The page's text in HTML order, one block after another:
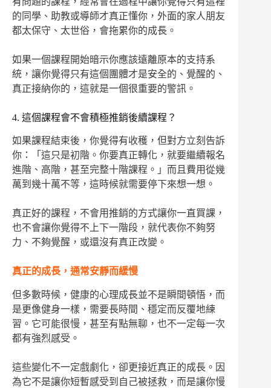
的同學、助教或導師才真正懂你，外面的家人朋友
都太保守、太世俗，會拖累你的成長。
如果一個課程開始暗示你應該遠離原本的支持系
統，讓你覺得只有這個團體才是安全的、覺醒的、
真正接納你的，這就是一個很重要的警訊。
4. 這個課程會不會積極推銷後續課程？
如果課程結束後，你覺得有收穫，但對方立刻告訴
你：「這只是初階。你要真正轉化，就要繼續報名
進階、高階，甚至完整十階課程。」而且費用從幾
萬到幾十萬不等，這時候就需要停下來想一想。
真正好的課程，不會用推銷的方式讓你一直買課，
也不會讓你覺得不上下一階段，就代表你不夠努
力、不夠覺醒，或還沒有真正改變。
真正的成長，通常安靜而緩慢
但多數時候，健康的心理成長並不是瞬間頓悟，而
是更像健身一樣，需要長時間、穩定而反覆地練
習。它可能很慢，甚至有點無聊，也不一定每一次
都有強烈感受。
這些變化不一定戲劇化，卻更接近真正的成長。因
為它不是讓你短暫感受到自己被拯救，而是讓你慢